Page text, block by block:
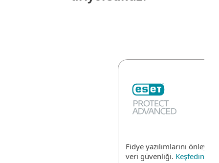
Fidye yazılımlarını
veri güvenliği. Keşfedin